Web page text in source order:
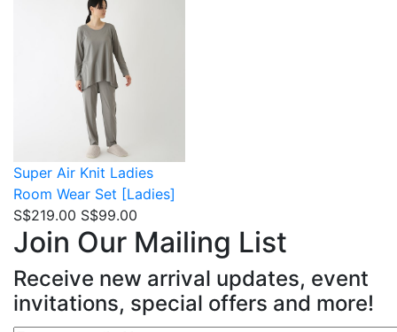
Super Air Knit Ladies
Room Wear Set [Ladies]
S$219.00 S$99.00
Join Our Mailing List
Receive new arrival updates, event
invitations, special offers and more!